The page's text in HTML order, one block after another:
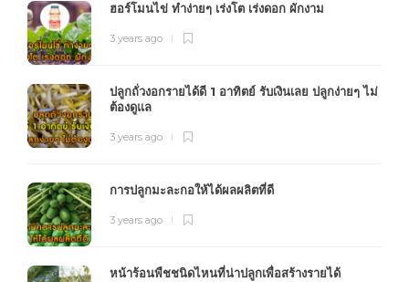
ฮอร์โมนไข่ ทำง่ายๆ เร่งโต เร่งดอก ผักงาม
3 years ago
ปลูกถั่วงอกรายได้ดี 1 อาทิตย์ รับเงินเลย ปลูกง่ายๆ ไม่
ต้องดูแล
3 years ago
การปลูกมะละกอให้ได้ผลผลิตที่ดี
3 years ago
หน้าร้อนพืชชนิดไหนที่น่าปลูกเพื่อสร้างรายได้